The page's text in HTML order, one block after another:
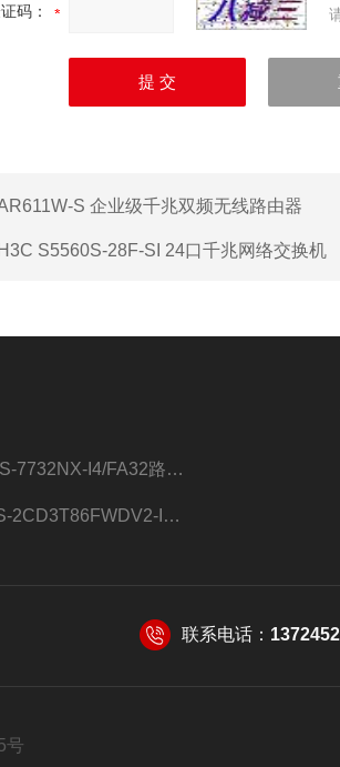
码：
S 企业级千兆双频无线路由器
H3C S5560S-28F-SI 24口千兆网络交换机
iDS-7732NX-I4/FA32路监控硬盘录像机
DS-2CD3T86FWDV2-I8S4g监控摄像头
联系电话：
号